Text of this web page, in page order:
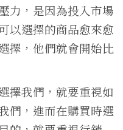
力，是因為投入市場
以選擇的商品愈來愈
擇，他們就會開始比
擇我們，就要重視如
們，進而在購買時選